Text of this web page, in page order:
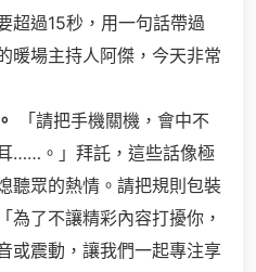
超過15秒，用一句話帶過
暖場主持人阿傑，今天非常
「請把手機關機，會中不
……。」拜託，這些話像極
聽眾的熱情。請把規則包裝
為了不讓精彩內容打擾你，
或震動，讓我們一起專注享